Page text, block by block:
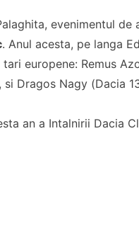
evenimentul de
. Anul acesta, pe langa
europene: Remus
si Dragos Nagy (Dacia
an a Intalnirii Dacia